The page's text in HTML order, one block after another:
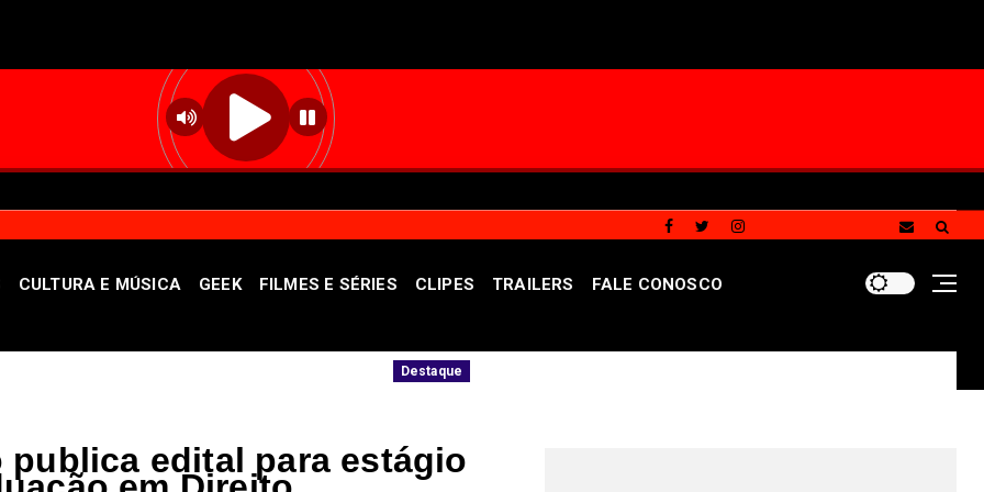
CULTURA E MÚSICA GEEK FILMES E SÉRIES CLIPES TRAILERS FALE CONOSCO
Nacional da Uva e do Vinho STF autoriza buscas em nova fase da Operação Sem Desconto
edital para estágio